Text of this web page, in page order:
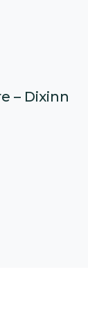
– Dixinn